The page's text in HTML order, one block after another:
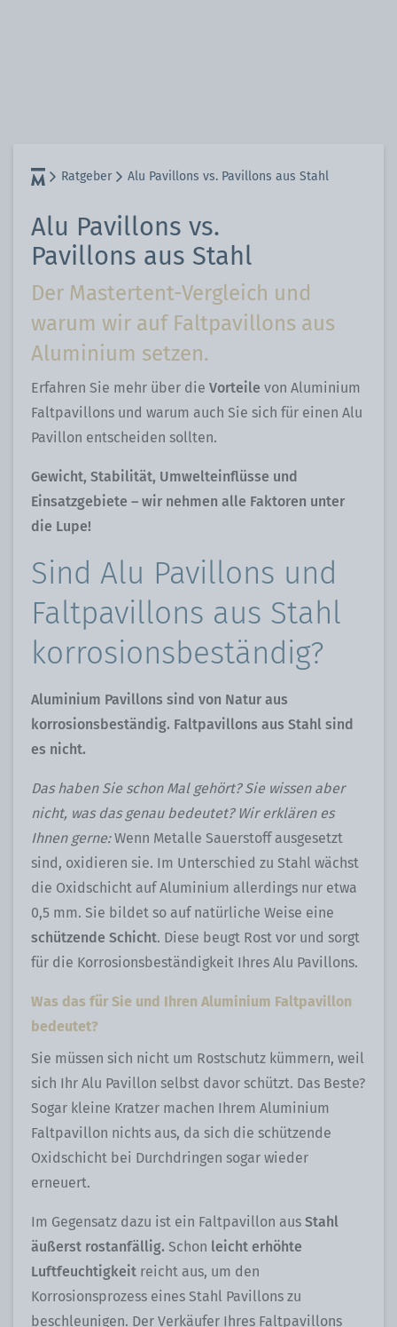
Ratgeber Alu Pavillons vs. Pavillons aus Stahl
Alu Pavillons vs.
Pavillons aus Stahl
Der Mastertent-Vergleich und
warum wir auf Faltpavillons aus
Aluminium setzen.
Erfahren Sie mehr über die Vorteile von Aluminium
Faltpavillons und warum auch Sie sich für einen Alu
Pavillon entscheiden sollten.
Gewicht, Stabilität, Umwelteinflüsse und
Einsatzgebiete – wir nehmen alle Faktoren unter
die Lupe!
Sind Alu Pavillons und
Faltpavillons aus Stahl
korrosionsbeständig?
Aluminium Pavillons sind von Natur aus
korrosionsbeständig. Faltpavillons aus Stahl sind
es nicht.
Das haben Sie schon Mal gehört? Sie wissen aber
nicht, was das genau bedeutet? Wir erklären es
Ihnen gerne:Wenn Metalle Sauerstoff ausgesetzt
sind, oxidieren sie. Im Unterschied zu Stahl wächst
die Oxidschicht auf Aluminium allerdings nur etwa
0,5 mm. Sie bildet so auf natürliche Weise eine
schützende Schicht. Diese beugt Rost vor und sorgt
für die Korrosionsbeständigkeit Ihres Alu Pavillons.
Was das für Sie und Ihren Aluminium Faltpavillon
bedeutet?
Sie müssen sich nicht um Rostschutz kümmern, weil
sich Ihr Alu Pavillon selbst davor schützt. Das Beste?
Sogar kleine Kratzer machen Ihrem Aluminium
Faltpavillon nichts aus, da sich die schützende
Oxidschicht bei Durchdringen sogar wieder
erneuert.
Im Gegensatz dazu ist ein Faltpavillon aus Stahl
äußerst rostanfällig. Schon leicht erhöhte
Luftfeuchtigkeit reicht aus, um den
Korrosionsprozess eines Stahl Pavillons zu
beschleunigen. Der Verkäufer Ihres Faltpavillons